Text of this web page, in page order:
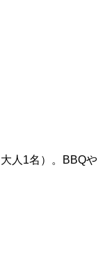
人1名）。BBQや